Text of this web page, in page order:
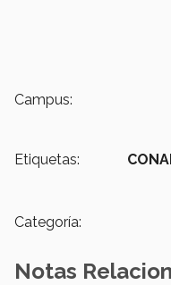
Campus:
Etiquetas:
Categoría:
Notas